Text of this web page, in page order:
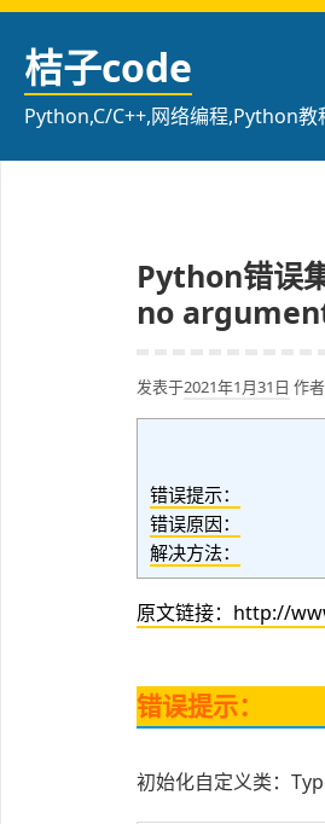
跳
桔子code
Python,C/C++,网络编程,Python教
Python错误
no
发表于2021年1月31日 作者
错误提示：
错误原因：
解决方法：
原文链接：http://
错误提示：
初始化自定义类：